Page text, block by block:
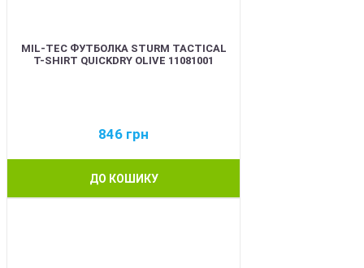
MIL-TEC ФУТБОЛКА STURM TACTICAL
T-SHIRT QUICKDRY OLIVE 11081001
846 грн
ДО КОШИКУ